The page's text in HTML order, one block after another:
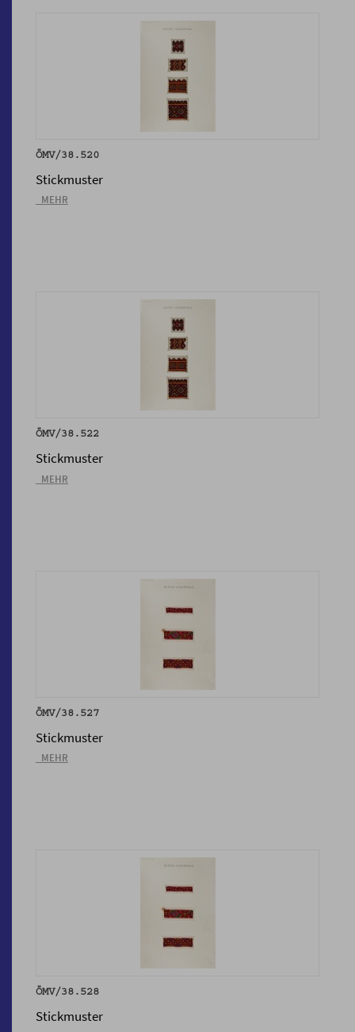
ÖMV/38.520
Stickmuster
_MEHR
ÖMV/38.522
Stickmuster
_MEHR
ÖMV/38.527
Stickmuster
_MEHR
ÖMV/38.528
Stickmuster